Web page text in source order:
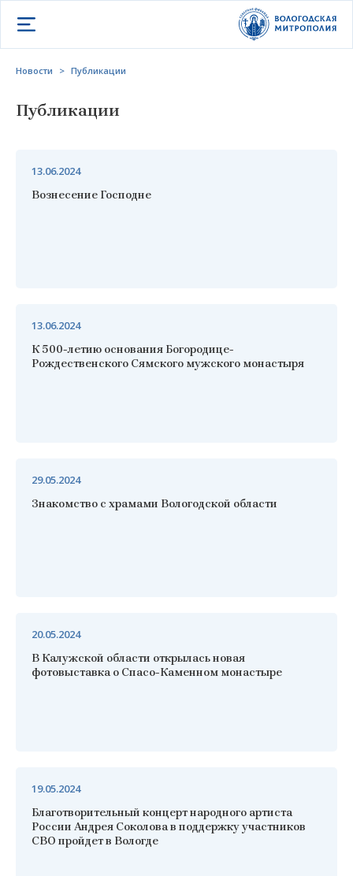
Открыть меню
Новости > Публикации
Публикации
Вознесение Господне
13.06.2024
К 500-летию основания Богородице-
Рождественского Сямского мужского монастыря
13.06.2024
Знакомство с храмами Вологодской области
29.05.2024
В Калужской области открылась новая
фотовыставка о Спасо-Каменном монастыре
20.05.2024
Благотворительный концерт народного артиста
России Андрея Соколова в поддержку участников
СВО пройдет в Вологде
19.05.2024